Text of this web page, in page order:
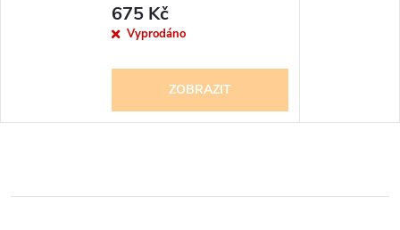
675 Kč
Vyprodáno
ZOBRAZIT